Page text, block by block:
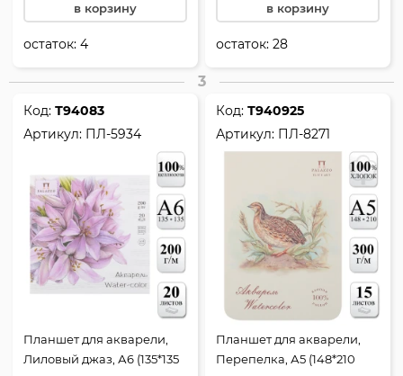
в корзину
остаток:4
в корзину
остаток:28
3
Код:Т94083
Артикул: ПЛ-5934
Планшет для акварели,
Лиловый джаз, А6 (135*135
Код:Т940925
Артикул: ПЛ-8271
Планшет для акварели,
Перепелка, А5 (148*210